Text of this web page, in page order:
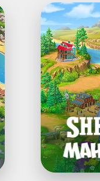
Sheriff
of
Mahjong®